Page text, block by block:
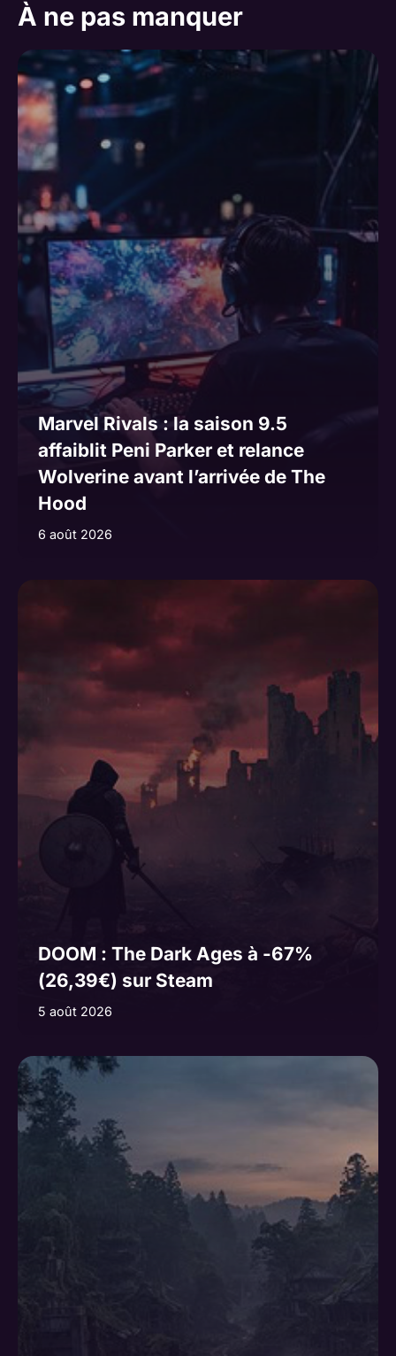
t
e
r
n
a
t
v
e
:
À ne pas manquer
Marvel Rivals : la saison 9.5
affaiblit Peni Parker et relance
Wolverine avant l’arrivée de The
Hood
6 août 2026
DOOM : The Dark Ages à -67%
(26,39€) sur Steam
5 août 2026